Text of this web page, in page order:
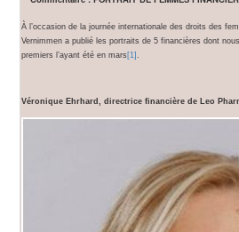
À l’occasion de la journée internationale des droits des
Vernimmen a publié les portraits de 5 financières dont
premiers l’ayant été en mars [1]
Véronique Ehrhard, directrice financière de Leo